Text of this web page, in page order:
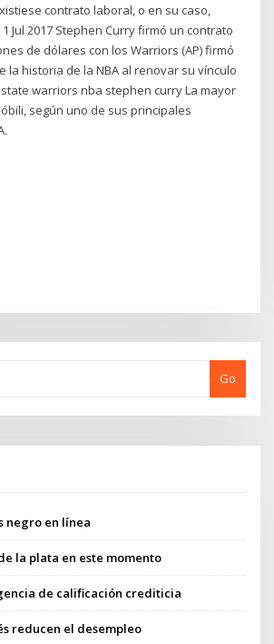
contrato laboral, o en su caso,
Jul 2017 Stephen Curry firmó un contrato
de dólares con los Warriors (AP) firmó
la historia de la NBA al renovar su vínculo
warriors nba stephen curry La mayor
según uno de sus principales
Go
negro en línea
la plata en este momento
de calificación crediticia
reducen el desempleo